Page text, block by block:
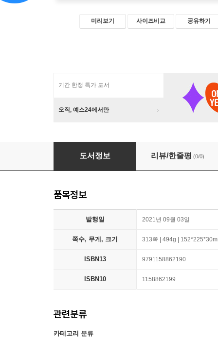
미리보기 사이즈비교 공유하기
기간 한정 특가 도서
오직, 예스24에서만
교회의 사회봉사 실천
도서정보 리뷰/한줄평 (0/0)
품목정보
발행일 2021년 09월 03일
쪽수, 무게, 크기 313쪽 | 494g |
ISBN13 9791158862190
ISBN10 1158862199
관련분류
카테고리 분류